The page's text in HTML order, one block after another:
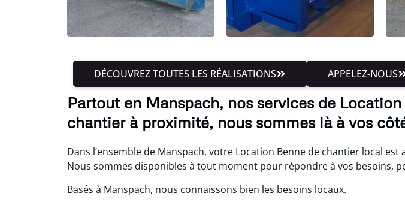
DÉCOUVREZ TOUTES LES RÉALISATIONS APPELEZ-NOUS
Partout en Manspach, nos services de
chantier à proximité, nous sommes là à vos
Dans l’ensemble de Manspach, votre Location Benne de chantier local est
Nous sommes disponibles à tout moment pour répondre à vos besoins,
Basés à Manspach, nous connaissons bien les besoins locaux.